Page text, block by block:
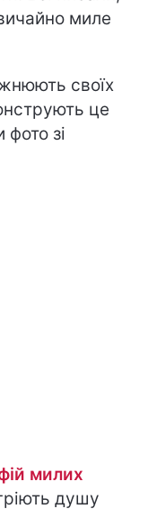
миле
своїх
це
зі
милих
душу